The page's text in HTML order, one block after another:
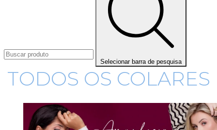
Selecionar barra de pesquisa
TODOS OS COLARES